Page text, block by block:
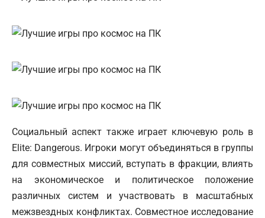
Социальный аспект также играет ключевую роль в
Elite: Dangerous. Игроки могут объединяться в группы
для совместных миссий, вступать в фракции, влиять
на экономическое и политическое положение
различных систем и участвовать в масштабных
межзвездных конфликтах. Совместное исследование